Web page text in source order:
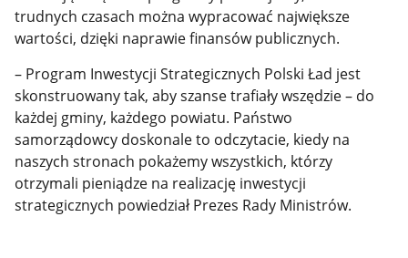
trudnych czasach można wypracować największe
wartości, dzięki naprawie finansów publicznych.
– Program Inwestycji Strategicznych Polski Ład jest
skonstruowany tak, aby szanse trafiały wszędzie – do
każdej gminy, każdego powiatu. Państwo
samorządowcy doskonale to odczytacie, kiedy na
naszych stronach pokażemy wszystkich, którzy
otrzymali pieniądze na realizację inwestycji
strategicznych powiedział Prezes Rady Ministrów.